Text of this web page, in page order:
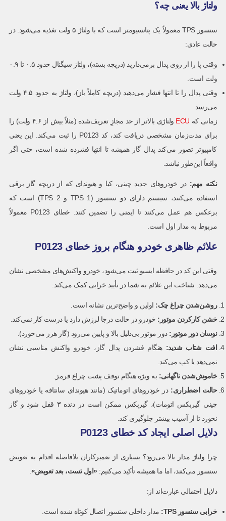
ولتاژ بالا یعنی چه؟
سنسور TPS معمولاً یک پتانسیومتر است که با ولتاژ ۵ ولت تغذیه می‌شود. در
حالت عادی:
وقتی پا را از روی پدال برمی‌دارید (دریچه بسته)، ولتاژ سیگنال حدود ۰.۵ تا ۰.۹
ولت است.
وقتی پدال را تا انتها فشار می‌دهید (دریچه کاملاً باز)، ولتاژ به حدود ۴.۵ ولت
می‌رسد.
زمانی که ECU
ولتاژی بالاتر از حد مجازِ تعریف‌شده (مثلاً بیش از ۴.۶ ولت) را
برای مدت‌زمان مشخصی دریافت کند، کد P0123 را ثبت می‌کند. این یعنی
کامپیوتر تصور می‌کند پدال گاز همیشه تا انتها فشرده شده است، حتی اگر
واقعاً این‌طور نباشد.
نکته مهم: در خودروهای جدید چینی، کیا و هیوندای که از دریچه گاز برقی
استفاده می‌کنند، سیستم دارای دو سنسور (TPS 1 و TPS 2) است که
برعکس هم عمل می‌کنند تا ایمنی را تضمین کنند. خطای P0123 معمولاً
مربوط به مدار اول است.
علائم ظاهری خودرو هنگام بروز خطای P0123
وقتی این کد در حافظه ایسیو ثبت می‌شود، خودرو واکنش‌های مشخصی نشان
می‌دهد. شناخت این علائم به شما در تأیید خرابی کمک می‌کند:
روشن‌شدن چراغ چک: اولین و واضح‌ترین نشانه است.
خشن کارکردن موتور : خودرو در حالت درجا لرزش دارد یا درست کار نمی‌کند.
نوسان دور موتور: دور موتور بی‌دلیل بالا و پایین می‌رود (گاز هرز می‌خورد).
افت شتاب شدید: هنگام فشردن پدال گاز، خودرو واکنش مناسبی نشان
نمی‌دهد یا کپ می‌کند.
خاموش‌شدن ناگهانی: به ویژه هنگام توقف پشت چراغ قرمز.
حالت اضطراری: در خودروهای اتوماتیک (مانند هیوندای سانتافه یا خودروهای
چینی گیربکس اتومات)، گیربکس ممکن است در دنده ۳ قفل شود و گاز
نخورد تا از آسیب بیشتر جلوگیری کند.
دلایل اصلی ایجاد کد خطای P0123
چرا ولتاژ مدار بالا می‌رود؟ بسیاری از تعمیرکاران بلافاصله اقدام به تعویض
سنسور می‌کنند، اما ما همیشه تأکید می‌کنیم: «اول تست، بعد تعویض»
دلایل احتمالی عبارت‌اند از:
خرابی سنسورTPS
: مدار داخلی سنسور اتصال کوتاه شده است.